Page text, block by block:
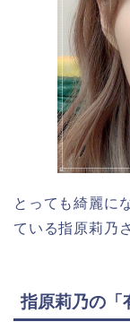
とっても綺麗に
ている指原莉乃
指原莉乃の「